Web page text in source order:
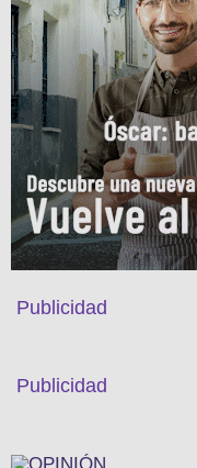
Publicidad
Publicidad